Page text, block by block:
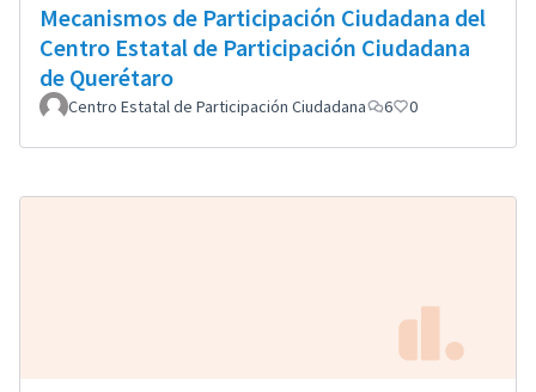
Mecanismos de Participación Ciudadana del
Centro Estatal de Participación Ciudadana
de Querétaro
Centro Estatal de Participación Ciudadana 6 0